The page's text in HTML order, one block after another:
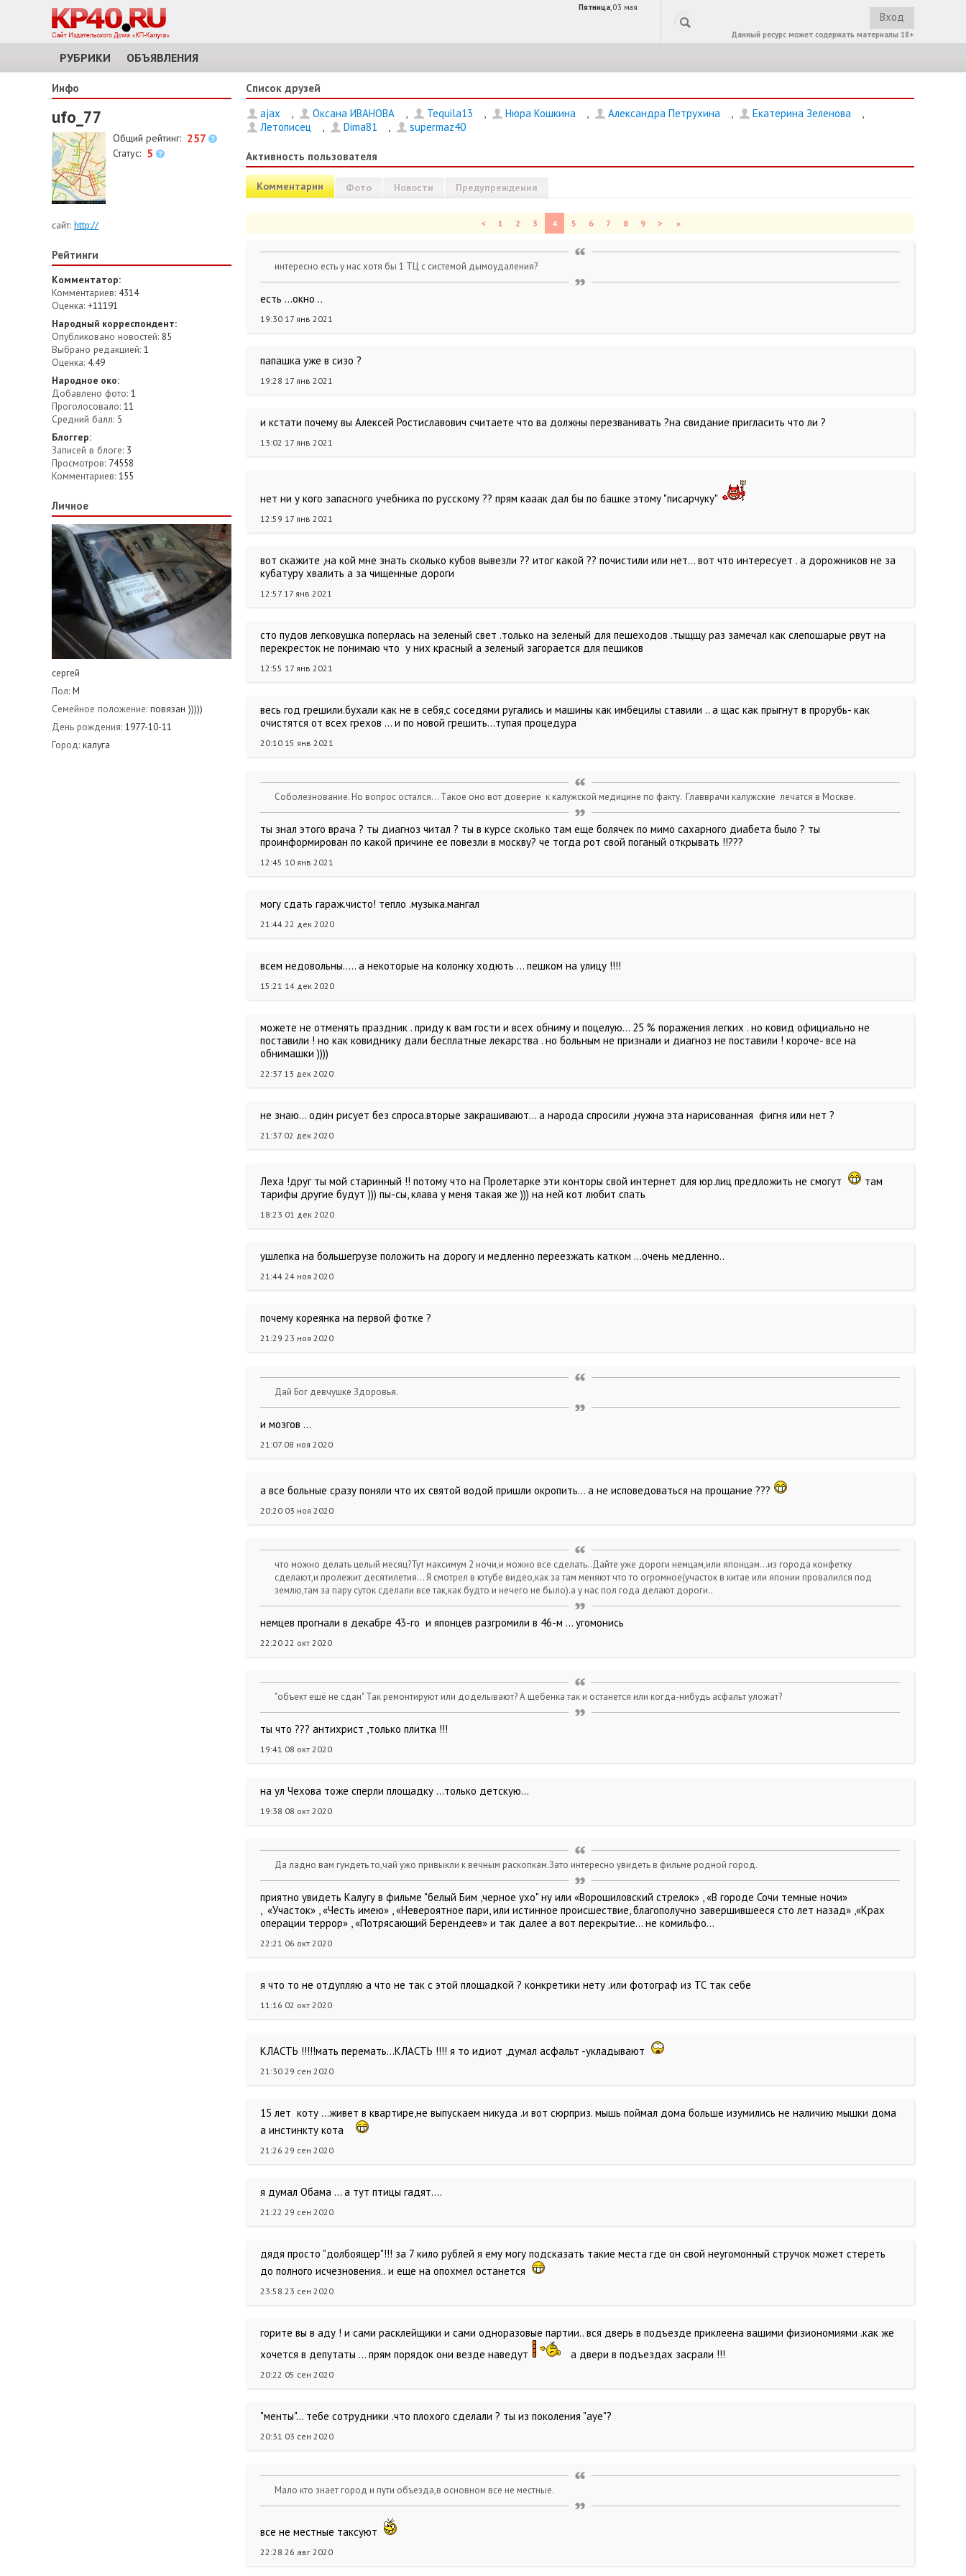
Пятница, 03 мая
Вход
Данный ресурс может содержать материалы 18+
РУБРИКИ ОБЪЯВЛЕНИЯ
Инфо
ufo_77
Общий рейтинг: 257
Статус: 5
сайт: http://
Рейтинги
Комментатор:
Комментариев: 4314
Оценка: +11191
Народный корреспондент:
Опубликовано новостей: 85
Выбрано редакцией: 1
Оценка: 4.49
Народное око:
Добавлено фото: 1
Проголосовало: 11
Средний балл: 5
Блоггер:
Записей в блоге: 3
Просмотров: 74558
Комментариев: 155
Личное
сергей
Пол: М
Семейное положение: повязан )))))
День рождения: 1977-10-11
Город: калуга
Список друзей
ajax
, Оксана ИВАНОВА , Tequila13 , Нюра Кошкина , Александра Петрухина , Екатерина Зеленова
,
Летописец
, Dima81 , supermaz40
Активность пользователя
Комментарии Фото Новости Предупреждения
< 1 2 3 4 5 6 7 8 9 > »
интересно есть у нас хотя бы 1 ТЦ с системой дымоудаления?
есть ...окно ..
19:30 17 янв 2021
папашка уже в сизо ?
19:28 17 янв 2021
и кстати почему вы Алексей Ростиславович считаете что ва должны перезванивать ?на свидание пригласить что ли ?
13:02 17 янв 2021
нет ни у кого запасного учебника по русскому ?? прям кааак дал бы по башке этому "писарчуку"
12:59 17 янв 2021
вот скажите ,на кой мне знать сколько кубов вывезли ?? итог какой ?? почистили или нет... вот что интересует . а дорожников не за
кубатуру хвалить а за чищенные дороги
12:57 17 янв 2021
сто пудов легковушка поперлась на зеленый свет .только на зеленый для пешеходов .тыщщу раз замечал как слепошарые рвут на
перекресток не понимаю что у них красный а зеленый загорается для пешиков
12:55 17 янв 2021
весь год грешили.бухали как не в себя,с соседями ругались и машины как имбецилы ставили .. а щас как прыгнут в прорубь- как
очистятся от всех грехов ... и по новой грешить...тупая процедура
20:10 15 янв 2021
Соболезнование. Но вопрос остался... Такое оно вот доверие к калужской медицине по факту. Главврачи калужские лечатся в Москве.
ты знал этого врача ? ты диагноз читал ? ты в курсе сколько там еще болячек по мимо сахарного диабета было ? ты
проинформирован по какой причине ее повезли в москву? че тогда рот свой поганый открывать !!???
12:45 10 янв 2021
могу сдать гараж.чисто! тепло .музыка.мангал
21:44 22 дек 2020
всем недовольны..... а некоторые на колонку ходють ... пешком на улицу !!!!
15:21 14 дек 2020
можете не отменять праздник . приду к вам гости и всех обниму и поцелую... 25 % поражения легких . но ковид официально не
поставили ! но как ковиднику дали бесплатные лекарства . но больным не признали и диагноз не поставили ! короче- все на
обнимашки ))))
22:37 13 дек 2020
не знаю... один рисует без спроса.вторые закрашивают... а народа спросили ,нужна эта нарисованная фигня или нет ?
21:37 02 дек 2020
Леха !друг ты мой старинный !! потому что на Пролетарке эти конторы свой интернет для юр.лиц предложить не смогут
там
тарифы другие будут ))) пы-сы, клава у меня такая же ))) на ней кот любит спать
18:23 01 дек 2020
ушлепка на большегрузе положить на дорогу и медленно переезжать катком ...очень медленно..
21:44 24 ноя 2020
почему кореянка на первой фотке ?
21:29 23 ноя 2020
Дай Бог девчушке Здоровья.
и мозгов ...
21:07 08 ноя 2020
а все больные сразу поняли что их святой водой пришли окропить... а не исповедоваться на прощание ???
20:20 03 ноя 2020
что можно делать целый месяц?Тут максимум 2 ночи,и можно все сделать..Дайте уже дороги немцам,или японцам...из города конфетку
сделают,и пролежит десятилетия... Я смотрел в ютубе видео,как за там меняют что то огромное(участок в китае или японии провалился под
землю,там за пару суток сделали все так,как будто и нечего не было).а у нас пол года делают дороги..
немцев прогнали в декабре 43-го и японцев разгромили в 46-м ... угомонись
22:20 22 окт 2020
"объект ещё не сдан" Так ремонтируют или доделывают? А щебенка так и останется или когда-нибудь асфальт уложат?
ты что ??? антихрист ,только плитка !!!
19:41 08 окт 2020
на ул Чехова тоже сперли площадку ...только детскую...
19:38 08 окт 2020
Да ладно вам гундеть то,чай ужо привыкли к вечным раскопкам.Зато интересно увидеть в фильме родной город.
приятно увидеть Калугу в фильме "белый Бим ,черное ухо" ну или «Ворошиловский стрелок» , «В городе Сочи темные ночи»
, «Участок» , «Честь имею» , «Невероятное пари, или истинное происшествие, благополучно завершившееся сто лет назад» ,«Крах
операции террор» , «Потрясающий Берендеев» и так далее а вот перекрытие... не комильфо...
22:21 06 окт 2020
я что то не отдупляю а что не так с этой площадкой ? конкретики нету .или фотограф из ТС так себе
11:16 02 окт 2020
КЛАСТЬ !!!!!мать перемать...КЛАСТЬ !!!! я то идиот ,думал асфальт -укладывают
21:30 29 сен 2020
15 лет коту ...живет в квартире,не выпускаем никуда .и вот сюрприз. мышь поймал дома больше изумились не наличию мышки дома
а инстинкту кота
21:26 29 сен 2020
я думал Обама ... а тут птицы гадят....
21:22 29 сен 2020
дядя просто "долбоящер"!!! за 7 кило рублей я ему могу подсказать такие места где он свой неугомонный стручок может стереть
до полного исчезновения.. и еще на опохмел останется
23:58 23 сен 2020
горите вы в аду ! и сами расклейщики и сами одноразовые партии.. вся дверь в подъезде приклеена вашими физиономиями .как же
хочется в депутаты ... прям порядок они везде наведут
а двери в подъездах засрали !!!
20:22 05 сен 2020
"менты"... тебе сотрудники .что плохого сделали ? ты из поколения "ауе"?
20:31 03 сен 2020
Мало кто знает город и пути объезда,в основном все не местные.
все не местные таксуют
22:28 26 авг 2020